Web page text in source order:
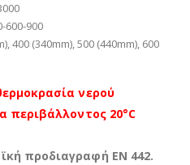
600-900
400 (340mm), 500 (440mm), 600
νερού
περιβάλλοντος 20°C
προδιαγραφή EN 442.